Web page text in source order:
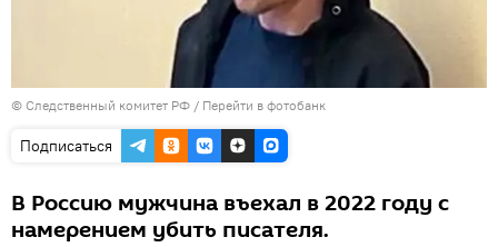
© Следственный комитет РФ / Перейти в фотобанк
Подписаться
В Россию мужчина въехал в 2022 году с
намерением убить писателя.